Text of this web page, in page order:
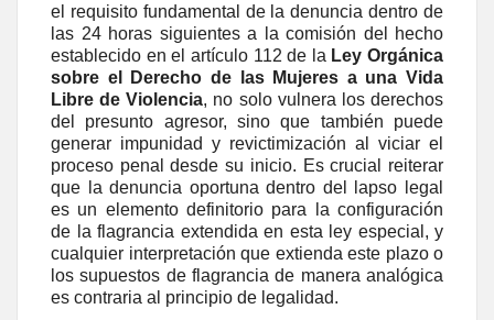
el requisito fundamental de la denuncia dentro de
las 24 horas siguientes a la comisión del hecho
establecido en el artículo 112 de la Ley Orgánica
sobre el Derecho de las Mujeres a una Vida
Libre de Violencia, no solo vulnera los derechos
del presunto agresor, sino que también puede
generar impunidad y revictimización al viciar el
proceso penal desde su inicio. Es crucial reiterar
que la denuncia oportuna dentro del lapso legal
es un elemento definitorio para la configuración
de la flagrancia extendida en esta ley especial, y
cualquier interpretación que extienda este plazo o
los supuestos de flagrancia de manera analógica
es contraria al principio de legalidad.